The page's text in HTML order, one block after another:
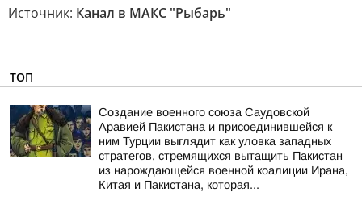
Источник: Канал в МАКС "Рыбарь"
ТОП
Создание военного союза Саудовской
Аравией Пакистана и присоединившейся к
ним Турции выглядит как уловка западных
стратегов, стремящихся вытащить Пакистан
из нарождающейся военной коалиции Ирана,
Китая и Пакистана, которая...